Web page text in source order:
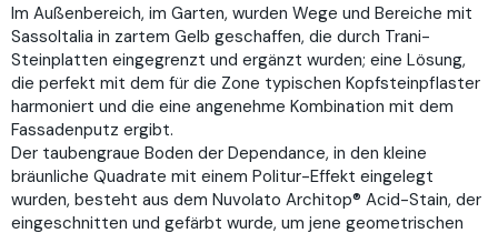
Im Außenbereich, im Garten, wurden Wege und Bereiche mit
SassoItalia in zartem Gelb geschaffen, die durch Trani-
Steinplatten eingegrenzt und ergänzt wurden; eine Lösung,
die perfekt mit dem für die Zone typischen Kopfsteinpflaster
harmoniert und die eine angenehme Kombination mit dem
Fassadenputz ergibt.
Der taubengraue Boden der Dependance, in den kleine
bräunliche Quadrate mit einem Politur-Effekt eingelegt
wurden, besteht aus dem Nuvolato Architop® Acid-Stain, der
eingeschnitten und gefärbt wurde, um jene geometrischen